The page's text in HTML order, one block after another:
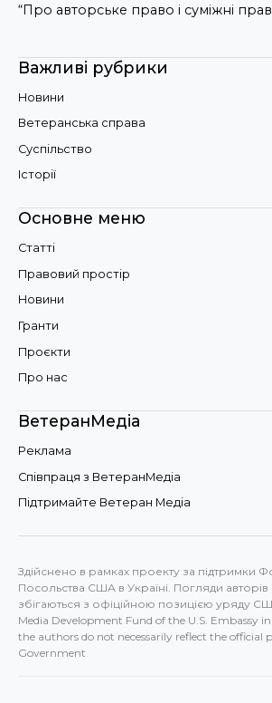
“Про авторське право і суміжні
Важливі рубрики
Новини
Ветеранська справа
Суспільство
Історії
Основне меню
Статті
Правовий простір
Новини
Гранти
Проєкти
Про нас
ВетеранМедіа
Реклама
Співпраця з ВетеранМедіа
Підтримайте Ветеран Медіа
Здійснено в рамках проекту за підтримки
Посольства США в Україні. Погляди
збігаються з офіційною позицією уряду
Media Development Fund of the U.S. Embassy
the authors do not necessarily reflect the official
Government